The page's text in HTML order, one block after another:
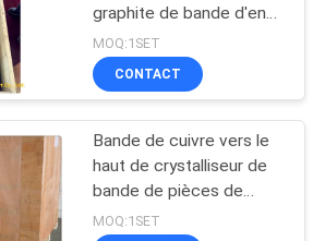
de coulage
40
graphite de bande d'en
cuivre de pièces de
rechange/250×10
millimètre pour la
MOQ:1SET
CONTACT
Bande de cuivre vers le
haut de crystalliseur de
bande de pièces de
machine de bâti de
MOQ:1SET